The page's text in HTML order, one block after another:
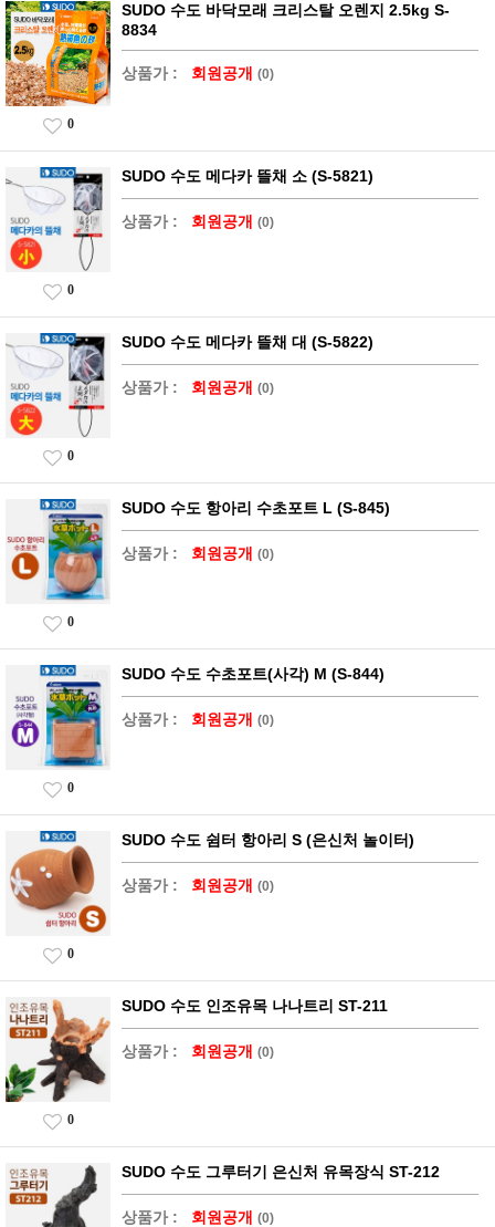
SUDO 수도 바닥모래 크리스탈 오렌지 2.5kg S-
8834
상품가 : 회원공개 (0)
0
SUDO 수도 메다카 뜰채 소 (S-5821)
상품가 : 회원공개 (0)
0
SUDO 수도 메다카 뜰채 대 (S-5822)
상품가 : 회원공개 (0)
0
SUDO 수도 항아리 수초포트 L (S-845)
상품가 : 회원공개 (0)
0
SUDO 수도 수초포트(사각) M (S-844)
상품가 : 회원공개 (0)
0
SUDO 수도 쉼터 항아리 S (은신처 놀이터)
상품가 : 회원공개 (0)
0
SUDO 수도 인조유목 나나트리 ST-211
상품가 : 회원공개 (0)
0
SUDO 수도 그루터기 은신처 유목장식 ST-212
상품가 : 회원공개 (0)